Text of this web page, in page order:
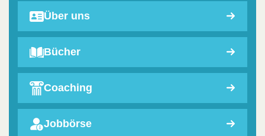
Über uns
Bücher
Coaching
Jobbörse